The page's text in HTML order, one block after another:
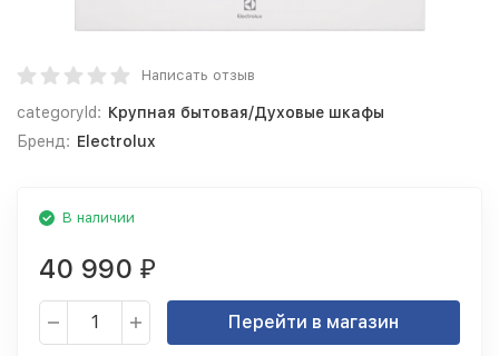
Написать отзыв
categoryId: Крупная бытовая/Духовые шкафы
Бренд: Electrolux
В наличии
40 990 ₽
Перейти в магазин